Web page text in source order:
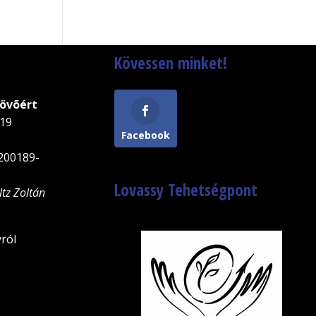
Zoltán
Kövessen minket!
Facebook
Lovassy Tehetségpont